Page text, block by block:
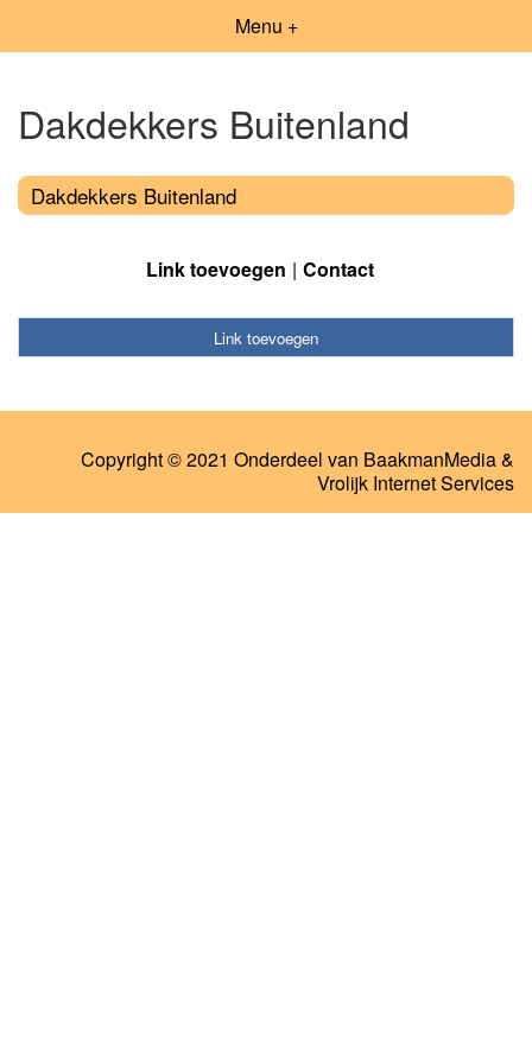
Menu +
Dakdekkers Buitenland
Dakdekkers Buitenland
Link toevoegen Contact
Link toevoegen
Copyright © 2021 Onderdeel van BaakmanMedia&
Vrolijk Internet Services